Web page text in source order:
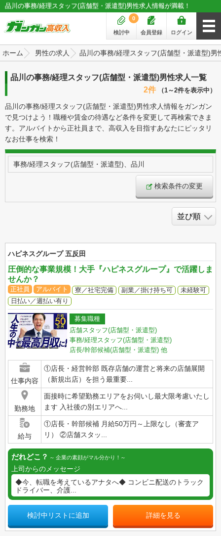
品川の事務/経理スタッフ(店舗型・派遣型)男性求人情報が満載！
ログイン
会員登録
検討中
0
ホーム 男性の求人 品川の事務/経理スタッフ(店舗型・派遣型)男
品川の事務/経理スタッフ(店舗型・派遣型)男性求人一覧
2件
（1～2件を表示中）
品川の事務/経理スタッフ(店舗型・派遣型)男性求人情報をガンガン
で見つけよう！職種や賃金の待遇など条件を変更して再検索できま
す。アルバイトから正社員まで、高収入を目指すあなたにピッタリ
なお仕事を検索！
事務/経理スタッフ(店舗型・派遣型)、品川
検索条件の変更
ハピネスグループ 五反田
圧倒的な事業規模！大手『ハピネスグループ』で活躍しま
せんか？
正社員 アルバイト 寮／社宅完備 副業／掛け持ち可
未経験可
日払い／週払い有り
募集職種
店舗スタッフ(店舗型・派遣型)
事務/経理スタッフ(店舗型・派遣型)
店長/幹部候補(店舗型・派遣型) 他
仕事内容
①店長・経営幹部 既存店舗の運営と将来の店舗展開
（新規出店）を担う最重要...
勤務地
面接時に希望勤務エリアをお伺いし最大限考慮いたし
ます 入社後の別エリアへ...
給与
①店長・幹部候補 月給50万円～上限なし（審査ア
リ） ②店舗スタッ...
だれどこ？ 企業の素顔がマル分かり！
上司からのメッセージ
◆今、転職を考えているアナタへ◆ コンビニ配送のトラック
ドライバー、介護...
検討中リストに追加 詳細を見る